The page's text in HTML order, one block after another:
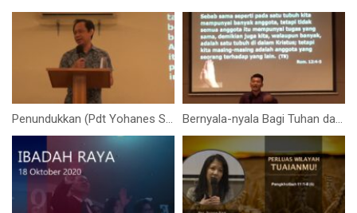
Penundukkan (Pdt Yohanes Sudamardji) Bernyala-nyala Bagi Tuhan dan Terangi Kota! (Bapak Yohanes Marbun)